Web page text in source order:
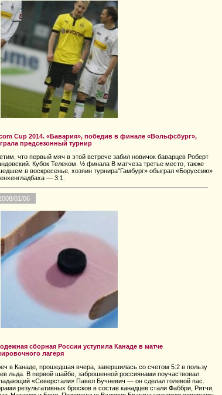
Cup 2014. «Бавария», победив в финале «Вольфсбург»,
предсезонный турнир
что первый мяч в этой встрече забил новичок баварцев Роберт
Кубок Телеком. ½ финала В матчеза третье место, также
в воскресенье, хозяин турнира"Гамбург» обыграл «Боруссию»
— 3:1.
01/06
сборная России уступила Канаде в матче
лагеря
в Канаде, прошедшая вчера, завершилась со счетом 5:2 в пользу
льда. В первой шайбе, заброшенной россиянами поучаствовал
«Северстали» Павел Бучневич — он сделал голевой пас.
результативных бросков в состав канадцев стали Фаббри, Ритчи,